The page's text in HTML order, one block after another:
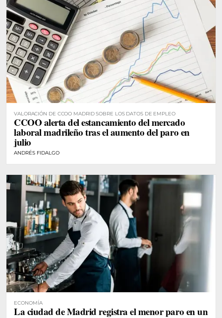
VALORACIÓN DE CCOO MADRID SOBRE LOS DATOS DE EMPLEO
CCOO alerta del estancamiento del mercado
laboral madrileño tras el aumento del paro en
julio
ANDRÉS FIDALGO
ECONOMÍA
La ciudad de Madrid registra el menor paro en un